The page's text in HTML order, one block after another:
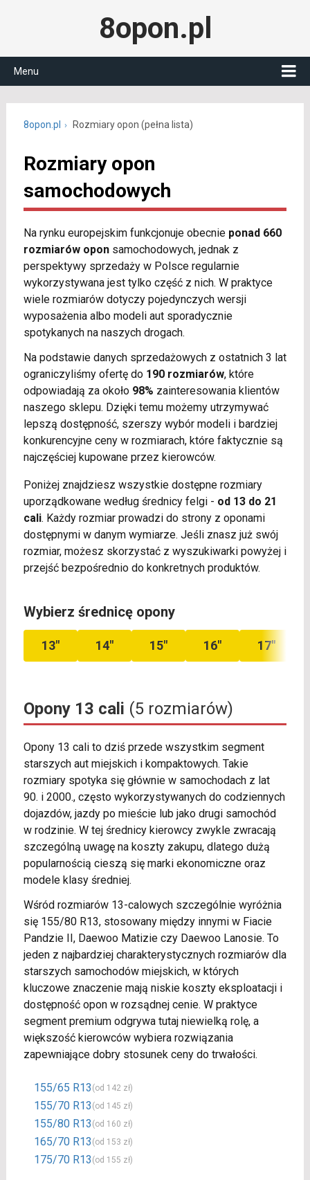
8opon.pl
Menu
8opon.pl Rozmiary opon (pełna lista)
Rozmiary opon
samochodowych
Na rynku europejskim funkcjonuje obecnie ponad 660
rozmiarów oponsamochodowych, jednak z
perspektywy sprzedaży w Polsce regularnie
wykorzystywana jest tylko część z nich. W praktyce
wiele rozmiarów dotyczy pojedynczych wersji
wyposażenia albo modeli aut sporadycznie
spotykanych na naszych drogach.
Na podstawie danych sprzedażowych z ostatnich 3 lat
ograniczyliśmy ofertę do 190 rozmiarów, które
odpowiadają za około 98% zainteresowania klientów
naszego sklepu. Dzięki temu możemy utrzymywać
lepszą dostępność, szerszy wybór modeli i bardziej
konkurencyjne ceny w rozmiarach, które faktycznie są
najczęściej kupowane przez kierowców.
Poniżej znajdziesz wszystkie dostępne rozmiary
uporządkowane według średnicy felgi - od 13 do 21
cali. Każdy rozmiar prowadzi do strony z oponami
dostępnymi w danym wymiarze. Jeśli znasz już swój
rozmiar, możesz skorzystać z wyszukiwarki powyżej i
przejść bezpośrednio do konkretnych produktów.
Wybierz średnicę opony
13″ 14″ 15″ 16″ 17″
Opony 13 cali (5 rozmiarów)
Opony 13 cali to dziś przede wszystkim segment
starszych aut miejskich i kompaktowych. Takie
rozmiary spotyka się głównie w samochodach z lat
90. i 2000., często wykorzystywanych do codziennych
dojazdów, jazdy po mieście lub jako drugi samochód
w rodzinie. W tej średnicy kierowcy zwykle zwracają
szczególną uwagę na koszty zakupu, dlatego dużą
popularnością cieszą się marki ekonomiczne oraz
modele klasy średniej.
Wśród rozmiarów 13-calowych szczególnie wyróżnia
się 155/80 R13, stosowany między innymi w Fiacie
Pandzie II, Daewoo Matizie czy Daewoo Lanosie. To
jeden z najbardziej charakterystycznych rozmiarów dla
starszych samochodów miejskich, w których
kluczowe znaczenie mają niskie koszty eksploatacji i
dostępność opon w rozsądnej cenie. W praktyce
segment premium odgrywa tutaj niewielką rolę, a
większość kierowców wybiera rozwiązania
zapewniające dobry stosunek ceny do trwałości.
155/65 R13 (od 142 zł)
155/70 R13 (od 145 zł)
155/80 R13 (od 160 zł)
165/70 R13 (od 153 zł)
175/70 R13 (od 155 zł)